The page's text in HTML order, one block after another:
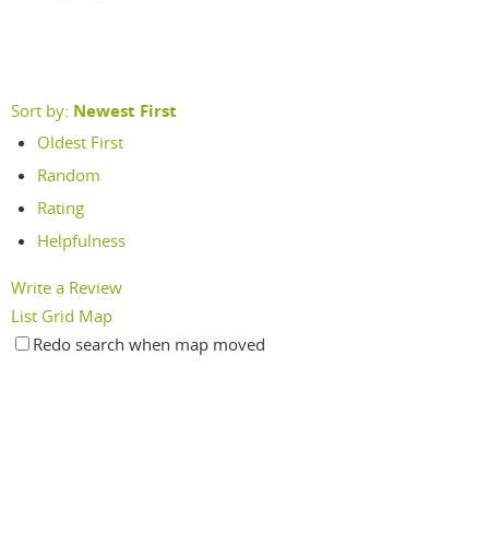
Sort by: Newest First
Oldest First
Random
Rating
Helpfulness
Write a Review
List Grid Map
Redo search when map moved